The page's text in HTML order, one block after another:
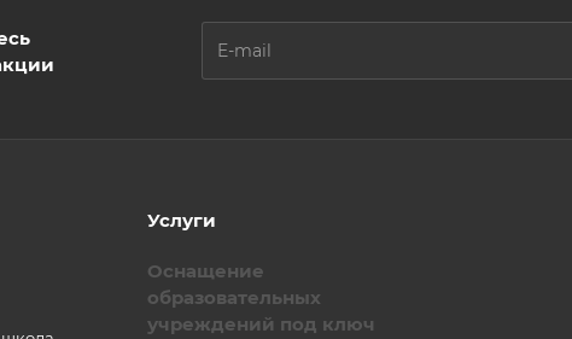
Услуги
Оснащение
образовательных
учреждений под ключ